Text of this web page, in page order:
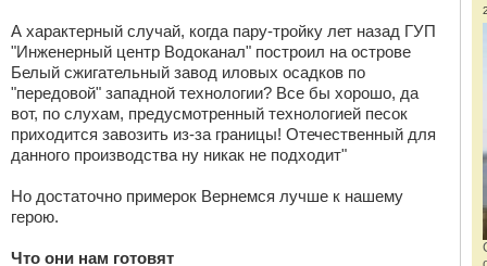
А характерный случай, когда пару-тройку лет назад ГУП
"Инженерный центр Водоканал" построил на острове
Белый сжигательный завод иловых осадков по
"передовой" западной технологии? Все бы хорошо, да
вот, по слухам, предусмотренный технологией песок
приходится завозить из-за границы! Отечественный для
данного производства ну никак не подходит"
Но достаточно примерок Вернемся лучше к нашему
герою.
Что они нам готовят